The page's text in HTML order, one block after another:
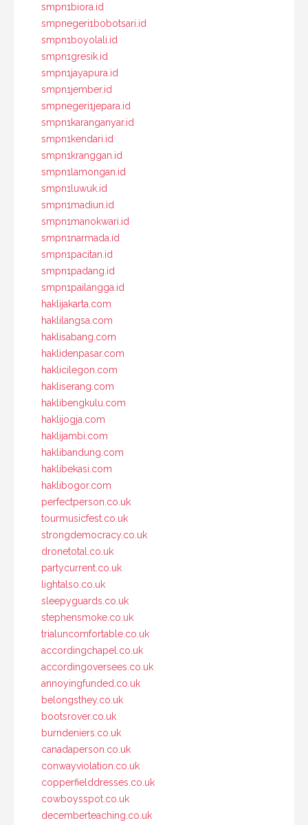
smpn1biora.id
smpnegeri1bobotsari.id
smpn1boyolali.id
smpn1gresik.id
smpn1jayapura.id
smpn1jember.id
smpnegeri1jepara.id
smpn1karanganyar.id
smpn1kendari.id
smpn1kranggan.id
smpn1lamongan.id
smpn1luwuk.id
smpn1madiun.id
smpn1manokwari.id
smpn1narmada.id
smpn1pacitan.id
smpn1padang.id
smpn1pailangga.id
haklijakarta.com
haklilangsa.com
haklisabang.com
haklidenpasar.com
haklicilegon.com
hakliserang.com
haklibengkulu.com
haklijogja.com
haklijambi.com
haklibandung.com
haklibekasi.com
haklibogor.com
perfectperson.co.uk
tourmusicfest.co.uk
strongdemocracy.co.uk
dronetotal.co.uk
partycurrent.co.uk
lightalso.co.uk
sleepyguards.co.uk
stephensmoke.co.uk
trialuncomfortable.co.uk
accordingchapel.co.uk
accordingoversees.co.uk
annoyingfunded.co.uk
belongsthey.co.uk
bootsrover.co.uk
burndeniers.co.uk
canadaperson.co.uk
conwayviolation.co.uk
copperfielddresses.co.uk
cowboysspot.co.uk
decemberteaching.co.uk